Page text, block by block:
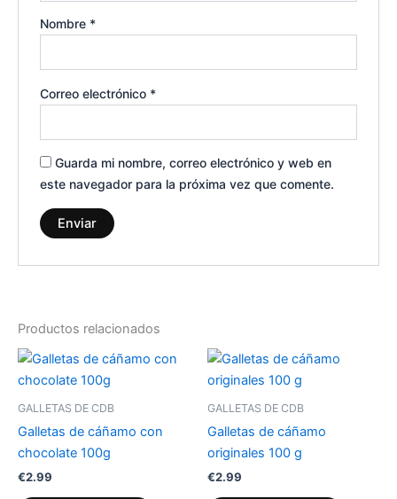
Nombre *
Correo electrónico *
Guarda mi nombre, correo electrónico y web en
este navegador para la próxima vez que comente.
Productos relacionados
GALLETAS DE CDB
Galletas de cáñamo con
chocolate 100g
€2.99
GALLETAS DE CDB
Galletas de cáñamo
originales 100 g
€2.99